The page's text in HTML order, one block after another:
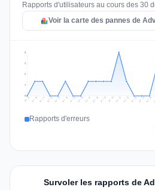
Rapports d'utilisateurs au cours des 30
Voir la carte des pannes de
1
2
2
3
Jul 9 Jul 10 Jul 11 Jul 12 Jul 13 Jul 14 Jul 15 Jul 16 Jul 17 Jul 18 Jul 19 Jul 20 Jul 21 Jul 22 Jul 23 Jul 24 Jul 25
Rapports d'erreurs
Survoler les rapports de